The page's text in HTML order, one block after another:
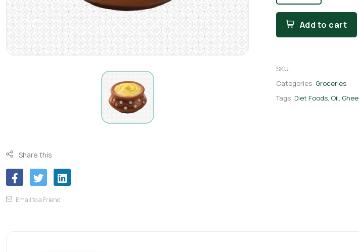
Share this
Email to a Friend
Add to cart
SKU:
Categories: Groceries
Tags: Diet Foods Oil Ghee